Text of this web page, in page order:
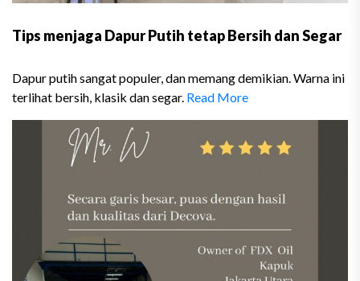
Tips menjaga Dapur Putih tetap Bersih dan Segar
Dapur putih sangat populer, dan memang demikian. Warna ini
terlihat bersih, klasik dan segar. Read More